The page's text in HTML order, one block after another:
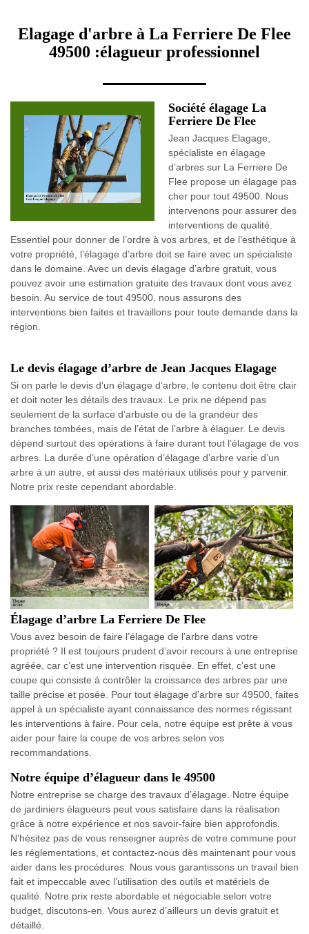
Elagage d'arbre à La Ferriere De Flee
49500 :élagueur professionnel
Société élagage La
Ferriere De Flee
Jean Jacques Elagage,
spécialiste en élagage
d’arbres sur La Ferriere De
Flee propose un élagage pas
cher pour tout 49500. Nous
intervenons pour assurer des
interventions de qualité.
Essentiel pour donner de l’ordre à vos arbres, et de l’esthétique à
votre propriété, l’élagage d’arbre doit se faire avec un spécialiste
dans le domaine. Avec un devis élagage d’arbre gratuit, vous
pouvez avoir une estimation gratuite des travaux dont vous avez
besoin. Au service de tout 49500, nous assurons des
interventions bien faites et travaillons pour toute demande dans la
région.
Le devis élagage d’arbre de Jean Jacques Elagage
Si on parle le devis d’un élagage d’arbre, le contenu doit être clair
et doit noter les détails des travaux. Le prix ne dépend pas
seulement de la surface d’arbuste ou de la grandeur des
branches tombées, mais de l’état de l’arbre à élaguer. Le devis
dépend surtout des opérations à faire durant tout l’élagage de vos
arbres. La durée d’une opération d’élagage d’arbre varie d’un
arbre à un autre, et aussi des matériaux utilisés pour y parvenir.
Notre prix reste cependant abordable.
Élagage d’arbre La Ferriere De Flee
Vous avez besoin de faire l’élagage de l’arbre dans votre
propriété ? Il est toujours prudent d’avoir recours à une entreprise
agréée, car c’est une intervention risquée. En effet, c’est une
coupe qui consiste à contrôler la croissance des arbres par une
taille précise et posée. Pour tout élagage d’arbre sur 49500, faites
appel à un spécialiste ayant connaissance des normes régissant
les interventions à faire. Pour cela, notre équipe est prête à vous
aider pour faire la coupe de vos arbres selon vos
recommandations.
Notre équipe d’élagueur dans le 49500
Notre entreprise se charge des travaux d’élagage. Notre équipe
de jardiniers élagueurs peut vous satisfaire dans la réalisation
grâce à notre expérience et nos savoir-faire bien approfondis.
N’hésitez pas de vous renseigner auprès de votre commune pour
les réglementations, et contactez-nous dès maintenant pour vous
aider dans les procédures. Nous vous garantissons un travail bien
fait et impeccable avec l’utilisation des outils et matériels de
qualité. Notre prix reste abordable et négociable selon votre
budget, discutons-en. Vous aurez d’ailleurs un devis gratuit et
détaillé.